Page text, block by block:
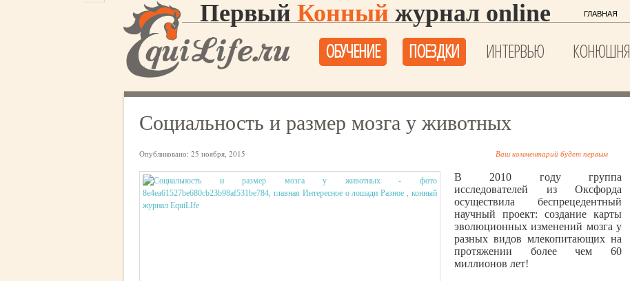
ГЛАВНАЯ
Первый Конный журнал online
ИНТЕРВЬЮ КОНЮШНЯ
ОБУЧЕНИЕ ПОЕЗДКИ
Социальность и размер мозга у животных
Опубликовано: 25 ноября, 2015 Ваш комментарий будет первым
В 2010 году группа
исследователей из Оксфорда
осуществила беспрецедентный
научный проект: создание карты
эволюционных изменений мозга у
разных видов млекопитающих на
протяжении более чем 60
миллионов лет!